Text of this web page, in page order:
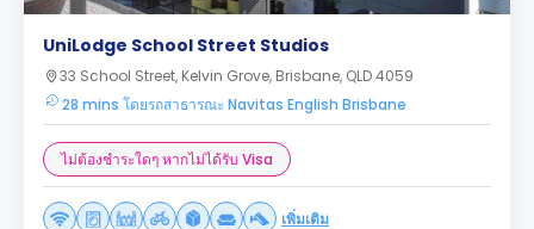
UniLodge School Street Studios
33 School Street, Kelvin Grove, Brisbane, QLD 4059
28 mins โดยรถสาธารณะ Navitas English Brisbane
ไม่ต้องชำระใดๆ หากไม่ได้รับ Visa
เพิ่มเติม